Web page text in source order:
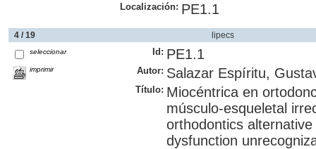
Localización: PE1.1
4 / 19 lipecs
seleccionar
imprimir
Id: PE1.1
Autor: Salazar Espíritu,
Título: Miocéntrica en
músculo-esqueletal
orthodontics
dysfunction